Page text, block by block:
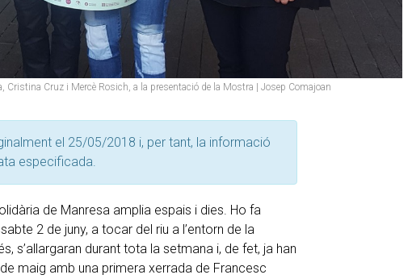
Cristina Cruz i Mercè Rosich, a la presentació de la Mostra | Josep Comajoan
el 25/05/2018 i, per tant, la informació
especificada.
de Manresa amplia espais i dies. Ho fa
2 de juny, a tocar del riu a l’entorn de la
s’allargaran durant tota la setmana i, de fet, ja han
maig amb una primera xerrada de Francesc